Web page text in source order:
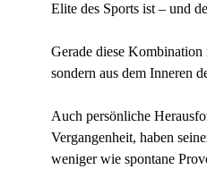
Elite des Sports ist – und
Gerade diese
sondern aus dem Inneren
Auch persönliche
Vergangenheit, haben
weniger wie spontane